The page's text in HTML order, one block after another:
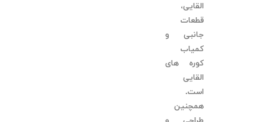
القایی،
قطعات
جانبی و
کمیاب
کوره های
القایی
است.
همچنین